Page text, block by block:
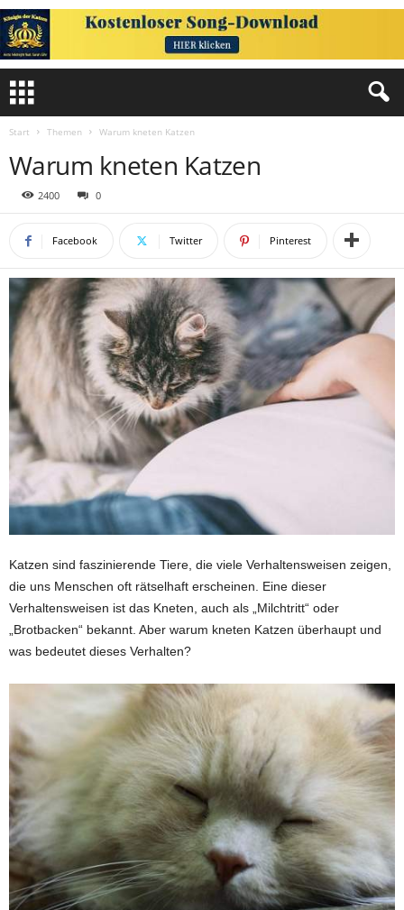
Start Themen Warum kneten Katzen
Warum kneten Katzen
2400 0
Facebook Twitter Pinterest
Katzen sind faszinierende Tiere, die viele Verhaltensweisen zeigen,
die uns Menschen oft rätselhaft erscheinen. Eine dieser
Verhaltensweisen ist das Kneten, auch als „Milchtritt“ oder
„Brotbacken“ bekannt. Aber warum kneten Katzen überhaupt und
was bedeutet dieses Verhalten?